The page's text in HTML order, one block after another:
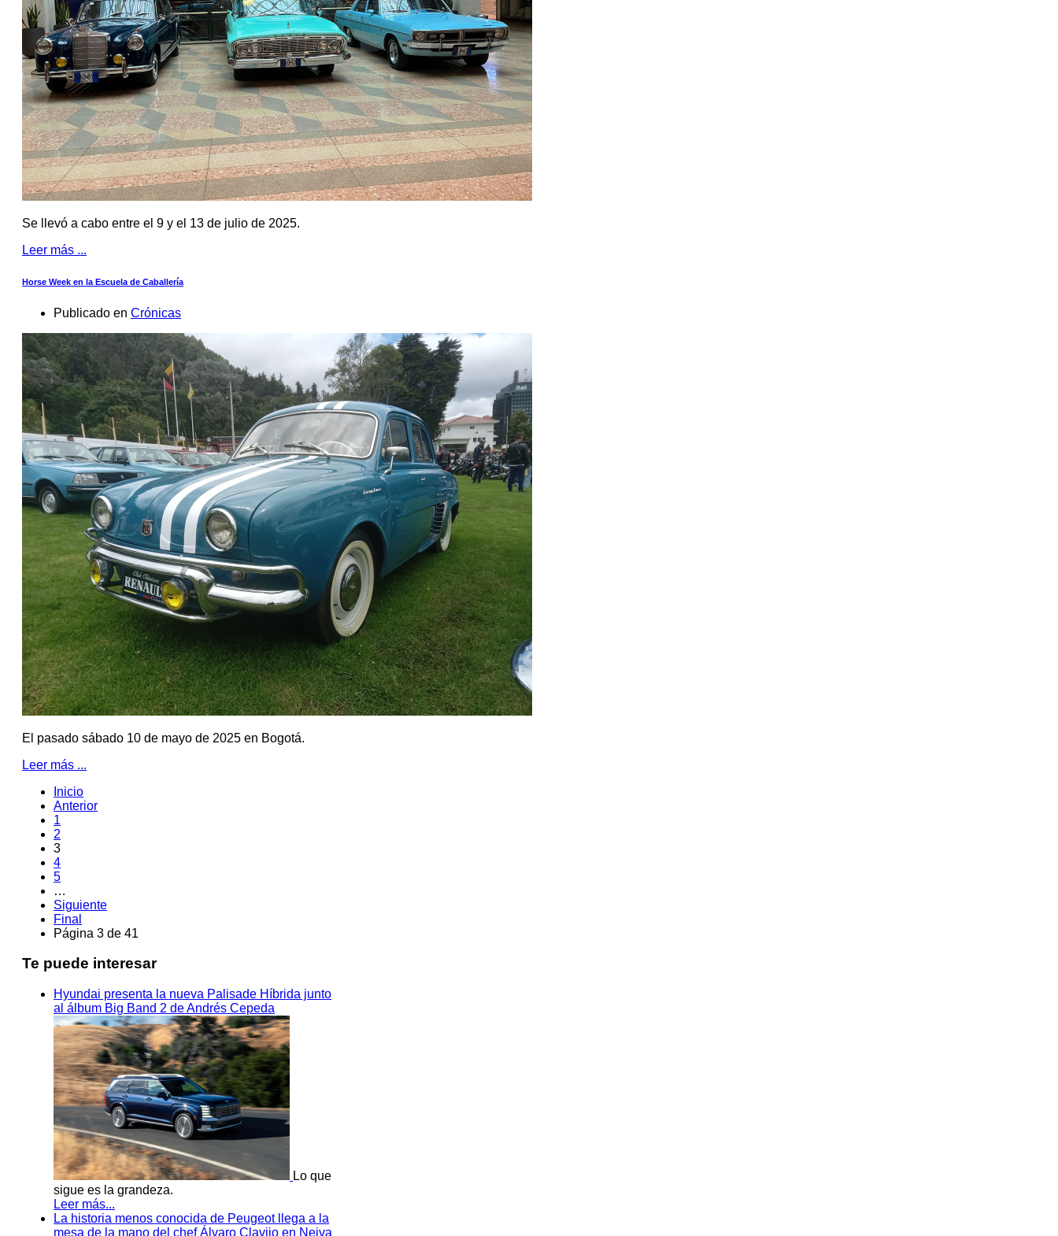
Se llevó a cabo entre el 9 y el 13 de julio de 2025.
Leer más ...
Horse Week en la Escuela de Caballería
Publicado en Crónicas
El pasado sábado 10 de mayo de 2025 en Bogotá.
Leer más ...
Inicio
Anterior
1
2
3
4
5
…
Siguiente
Final
Página 3 de 41
Te puede interesar
Hyundai presenta la nueva Palisade Híbrida junto
al álbum Big Band 2 de Andrés Cepeda
Lo que
sigue es la grandeza.
Leer más...
La historia menos conocida de Peugeot llega a la
mesa de la mano del chef Álvaro Clavijo en Neiva